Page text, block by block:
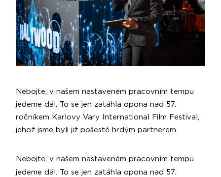
Nebojte, v našem nastaveném pracovním tempu
jedeme dál. To se jen zatáhla opona nad 57.
ročníkem Karlovy Vary International Film Festival,
jehož jsme byli již pošesté hrdým partnerem.
Nebojte, v našem nastaveném pracovním tempu
jedeme dál. To se jen zatáhla opona nad 57.